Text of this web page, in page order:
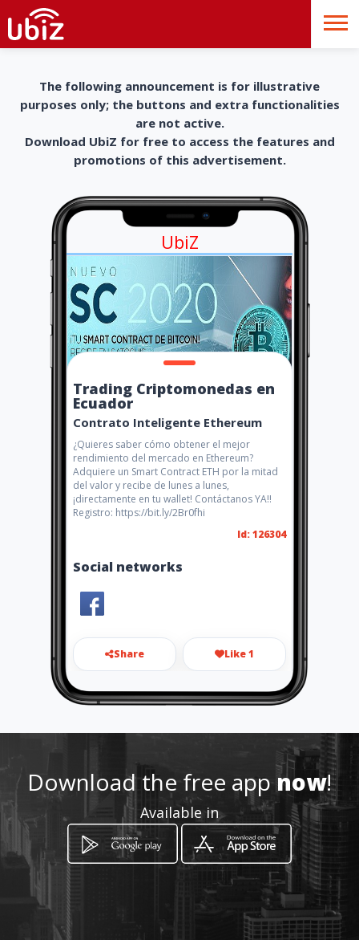
The following announcement is for illustrative
purposes only; the buttons and extra functionalities
are not active.
Download UbiZ for free to access the features and
promotions of this advertisement.
UbiZ
Trading Criptomonedas en
Ecuador
Contrato Inteligente Ethereum
¿Quieres saber cómo obtener el mejor
rendimiento del mercado en Ethereum?
Adquiere un Smart Contract ETH por la mitad
del valor y recibe de lunes a lunes,
¡directamente en tu wallet! Contáctanos YA!!
Registro: https://bit.ly/2Br0fhi
Id: 126304
Social networks
Share Like 1
publicitario.contacto@gmail.
https://www.aiyellow.com/cri
ptotrading/
Location -
Download the free appnow!
Available in